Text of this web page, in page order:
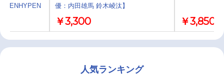
ENHYPEN
優：内田雄馬 鈴木崚汰】
￥3,300 ￥3,850
人気ランキング